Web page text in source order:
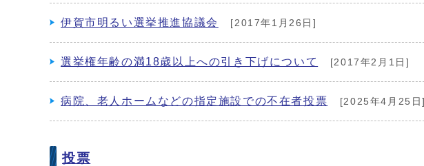
伊賀市明るい選挙推進協議会 [2017年1月26日]
選挙権年齢の満18歳以上への引き下げについて [2017年2月1日]
病院、老人ホームなどの指定施設での不在者投票 [2025年4月25日]
投票